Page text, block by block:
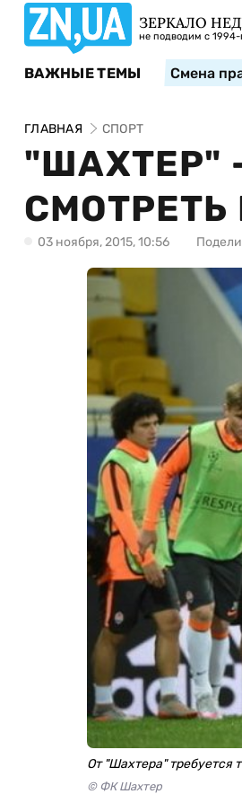
ЗЕРКАЛО
не подводим с 1994-
ВАЖНЫЕ ТЕМЫ Смена
ГЛАВНАЯ СПОРТ
"ШАХТЕР"
СМОТРЕТЬ
03 ноября, 2015, 10:56
От "Шахтера" требуется
© ФК Шахтер